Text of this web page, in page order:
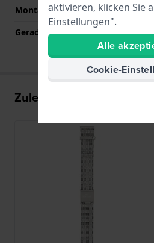
Montagetyp
Gerade Bandhalterung
Ja
Zuletzt angesehen
aktivieren, klicken Sie
Einstellungen".
Alle
Cookie-